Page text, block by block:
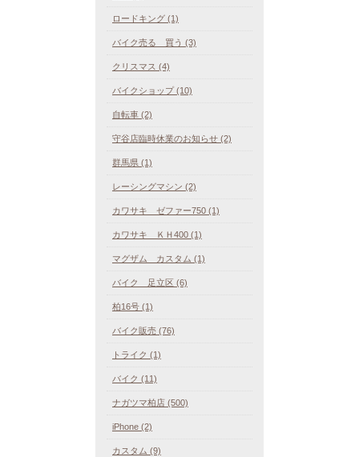
ロードキング (1)
バイク売る 買う (3)
クリスマス (4)
バイクショップ (10)
自転車 (2)
守谷店臨時休業のお知らせ (2)
群馬県 (1)
レーシングマシン (2)
カワサキ ゼファー750 (1)
カワサキ ＫＨ400 (1)
マグザム カスタム (1)
バイク 足立区 (6)
柏16号 (1)
バイク販売 (76)
トライク (1)
バイク (11)
ナガツマ柏店 (500)
iPhone (2)
カスタム (9)